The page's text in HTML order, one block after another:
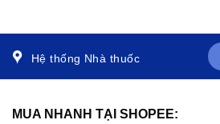
Hệ thống Nhà thuốc
MUA NHANH TẠI SHOPEE: